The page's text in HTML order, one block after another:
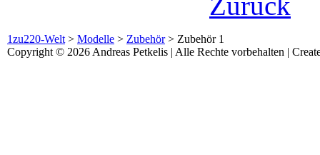
1zu220-Welt > Modelle > Zubehör> Zubehör 1
Copyright © 2026 Andreas Petkelis | Alle Rechte vorbehalten |